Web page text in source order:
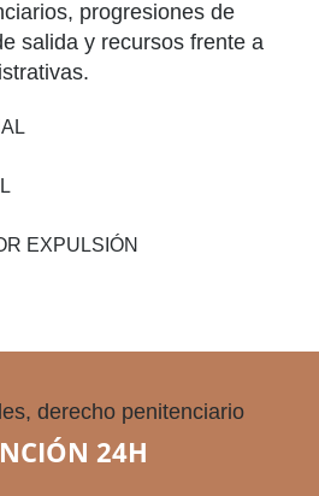
progresiones de
salida y recursos frente a
EXPULSIÓN
24H